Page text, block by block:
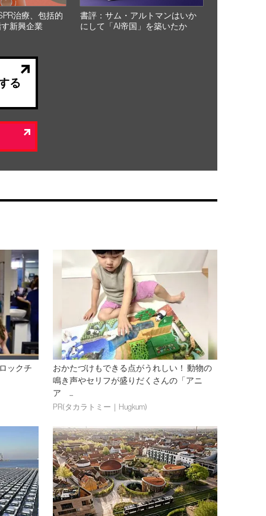
治療、包括的
新興企業
書評：サム・アルトマンはいか
にして「AI帝国」を築いたか
る
ックチ
おかたづけもできる点がうれしい！ 動物の
鳴き声やセリフが盛りだくさんの「アニ
ア ...
PR(タカラトミー｜Hugkum)